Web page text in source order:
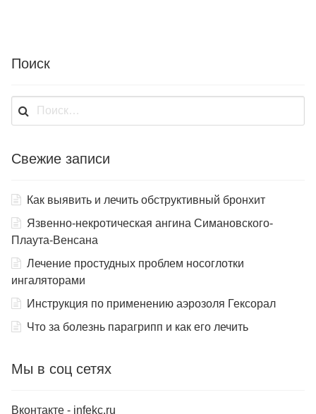
Поиск
Найти:
Свежие записи
Как выявить и лечить обструктивный бронхит
Язвенно-некротическая ангина Симановского-
Плаута-Венсана
Лечение простудных проблем носоглотки
ингаляторами
Инструкция по применению аэрозоля Гексорал
Что за болезнь парагрипп и как его лечить
Мы в соц сетях
Вконтакте - infekc.ru